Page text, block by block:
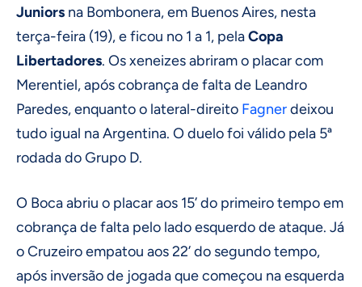
Juniors na Bombonera, em Buenos Aires, nesta
terça-feira (19), e ficou no 1 a 1, pelaCopa
Libertadores. Os xeneizes abriram o placar com
Merentiel, após cobrança de falta de Leandro
Paredes, enquanto o lateral-direito Fagnerdeixou
tudo igual na Argentina. O duelo foi válido pela 5ª
rodada do Grupo D.
O Boca abriu o placar aos 15’ do primeiro tempo em
cobrança de falta pelo lado esquerdo de ataque. Já
o Cruzeiro empatou aos 22’ do segundo tempo,
após inversão de jogada que começou na esquerda